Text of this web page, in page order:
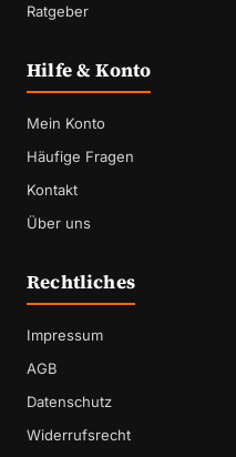
Ratgeber
Hilfe & Konto
Mein Konto
Häufige Fragen
Kontakt
Über uns
Rechtliches
Impressum
AGB
Datenschutz
Widerrufsrecht